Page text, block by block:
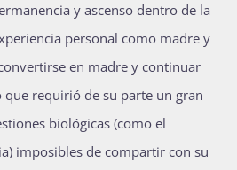
y ascenso dentro de la
personal como madre y
en madre y continuar
que requirió de su parte un gran
biológicas (como el
imposibles de compartir con su